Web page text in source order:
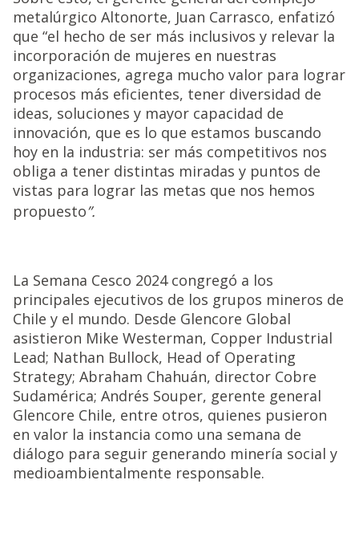
metalúrgico Altonorte, Juan Carrasco, enfatizó
que “el hecho de ser más inclusivos y relevar la
incorporación de mujeres en nuestras
organizaciones, agrega mucho valor para lograr
procesos más eficientes, tener diversidad de
ideas, soluciones y mayor capacidad de
innovación, que es lo que estamos buscando
hoy en la industria: ser más competitivos nos
obliga a tener distintas miradas y puntos de
vistas para lograr las metas que nos hemos
propuesto”.
La Semana Cesco 2024 congregó a los
principales ejecutivos de los grupos mineros de
Chile y el mundo. Desde Glencore Global
asistieron Mike Westerman, Copper Industrial
Lead; Nathan Bullock, Head of Operating
Strategy; Abraham Chahuán, director Cobre
Sudamérica; Andrés Souper, gerente general
Glencore Chile, entre otros, quienes pusieron
en valor la instancia como una semana de
diálogo para seguir generando minería social y
medioambientalmente responsable.